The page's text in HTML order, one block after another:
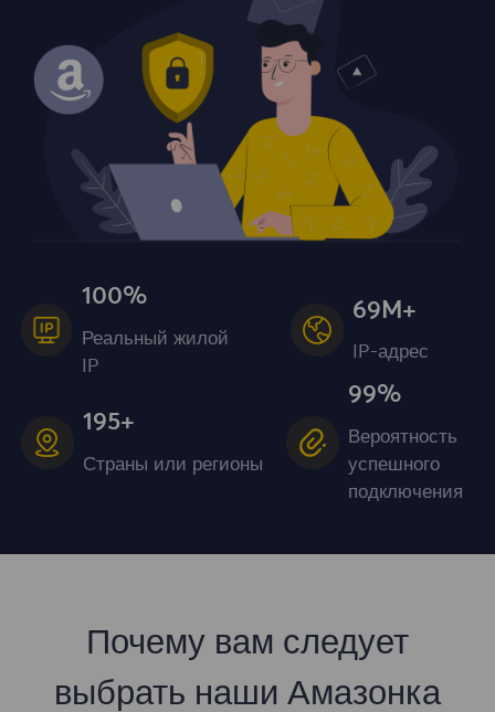
100%
Реальный жилой
IP
69M+
IP-адрес
195+
Страны или регионы
99%
Вероятность
успешного
подключения
Почему вам следует
выбрать наши Амазонка